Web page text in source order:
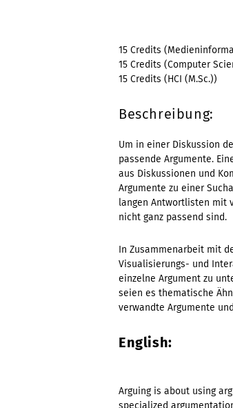
15 Credits
15 Credits (Computer
15 Credits (HCI (M.Sc.))
Beschreibung:
Um in einer Diskussion
passende Argumente.
aus Diskussionen und
Argumente zu einer
langen Antwortlisten mit
nicht ganz passend sind.
In Zusammenarbeit mit
Visualisierungs- und
einzelne Argument zu
seien es thematische
verwandte Argumente
English:
Arguing is about using
specialized